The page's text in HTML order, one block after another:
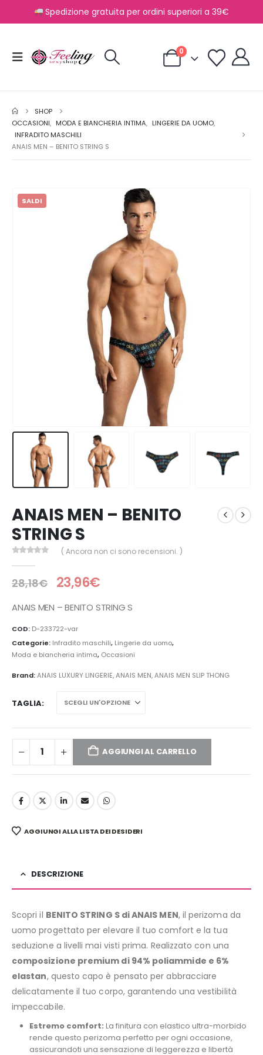
Spedizione gratuita per ordini superiori a 39€
0
SHOP
OCCASIONI, MODA E BIANCHERIA INTIMA, LINGERIE DA UOMO,
INFRADITO MASCHILI
ANAIS MEN – BENITO STRING S
SALDI
ANAIS MEN – BENITO
STRING S
( Ancora non ci sono recensioni. )
28,18€ 23,96€
ANAIS MEN – BENITO STRING S
COD: D-233722-var
Categorie: Infradito maschili, Lingerie da uomo,
Moda e biancheria intima, Occasioni
Brand:ANAIS LUXURY LINGERIE,ANAIS MEN,ANAIS MEN SLIP THONG
TAGLIA
AGGIUNGI AL CARRELLO
AGGIUNGI ALLA LISTA DEI DESIDERI
DESCRIZIONE
Scopri il BENITO STRING S di ANAIS MEN, il perizoma da
uomo progettato per elevare il tuo comfort e la tua
seduzione a livelli mai visti prima. Realizzato con una
composizione premium di 94% poliammide e 6%
elastan, questo capo è pensato per abbracciare
delicatamente il tuo corpo, garantendo una vestibilità
impeccabile.
Estremo comfort: La finitura con elastico ultra-morbido
rende questo perizoma perfetto per ogni occasione,
assicurandoti una sensazione di leggerezza e libertà